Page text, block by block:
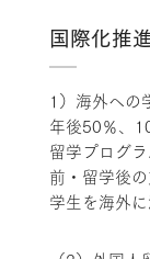
国際化推
1）海外への
年後50％、
留学プログ
前・留学後
学生を海外に